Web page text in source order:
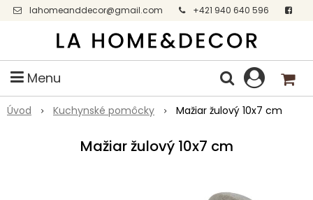
lahomeanddecor@gmail.com
+421 940 640 596
Facebook
Menu
Úvod Kuchynské pomôcky Mažiar žulový 10x7 cm
Mažiar žulový 10x7 cm